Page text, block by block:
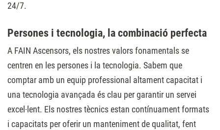
24/7.
Persones i tecnologia, la combinació perfecta
A FAIN Ascensors, els nostres valors fonamentals se
centren en les persones i la tecnologia. Sabem que
comptar amb un equip professional altament capacitat i
una tecnologia avançada és clau per garantir un servei
excel·lent. Els nostres tècnics estan contínuament formats
i capacitats per oferir un manteniment de qualitat, fent